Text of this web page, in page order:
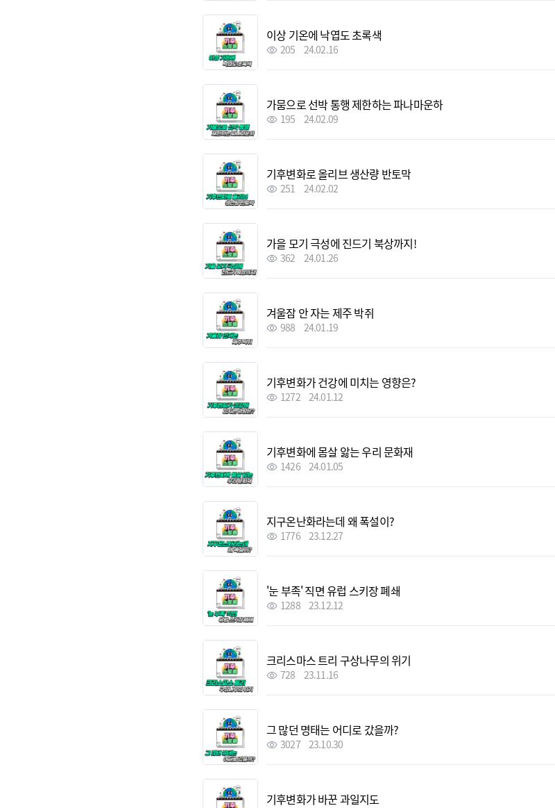
이상 기온에 낙엽도 초록색
205 24.02.16
가뭄으로 선박 통행 제한하는 파나마운하
195 24.02.09
기후변화로 올리브 생산량 반토막
251 24.02.02
가을 모기 극성에 진드기 북상까지!
362 24.01.26
겨울잠 안 자는 제주 박쥐
988 24.01.19
기후변화가 건강에 미치는 영향은?
1272 24.01.12
기후변화에 몸살 앓는 우리 문화재
1426 24.01.05
지구온난화라는데 왜 폭설이?
1776 23.12.27
'눈 부족' 직면 유럽 스키장 폐쇄
1288 23.12.12
크리스마스 트리 구상나무의 위기
728 23.11.16
그 많던 명태는 어디로 갔을까?
3027 23.10.30
기후변화가 바꾼 과일지도